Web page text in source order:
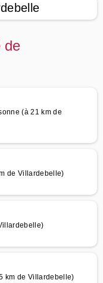
de
(à 21 km de
de Villardebelle)
km de Villardebelle)